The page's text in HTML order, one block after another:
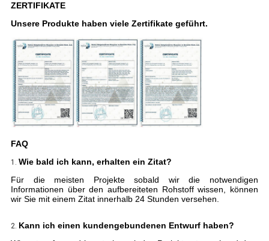
ZERTIFIKATE
Unsere Produkte haben viele Zertifikate geführt.
FAQ
1. Wie bald ich kann, erhalten ein Zitat?
Für die meisten Projekte sobald wir die notwendigen
Informationen über den aufbereiteten Rohstoff wissen, können
wir Sie mit einem Zitat innerhalb 24 Stunden versehen.
2. Kann ich einen kundengebundenen Entwurf haben?